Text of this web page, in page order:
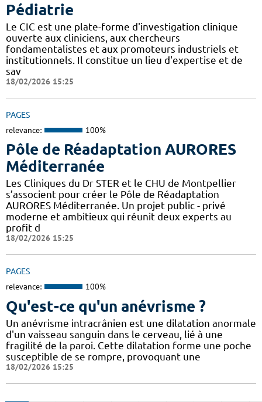
Pédiatrie
Le CIC est une plate-forme d'investigation clinique
ouverte aux cliniciens, aux chercheurs
fondamentalistes et aux promoteurs industriels et
institutionnels. Il constitue un lieu d'expertise et de
sav
18/02/2026 15:25
PAGES
relevance: 100%
Pôle de Réadaptation AURORES
Méditerranée
Les Cliniques du Dr STER et le CHU de Montpellier
s’associent pour créer le Pôle de Réadaptation
AURORES Méditerranée. Un projet public - privé
moderne et ambitieux qui réunit deux experts au
profit d
18/02/2026 15:25
PAGES
relevance: 100%
Qu'est-ce qu'un anévrisme ?
Un anévrisme intracrânien est une dilatation anormale
d'un vaisseau sanguin dans le cerveau, lié à une
fragilité de la paroi. Cette dilatation forme une poche
susceptible de se rompre, provoquant une
18/02/2026 15:25